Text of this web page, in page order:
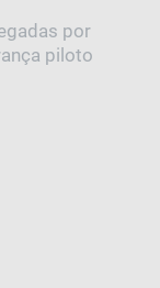
por
piloto